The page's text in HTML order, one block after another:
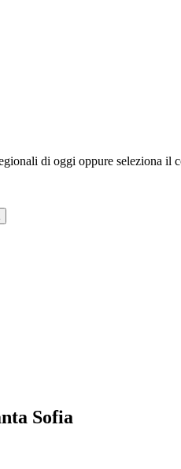
di oggi oppure seleziona il
Sofia